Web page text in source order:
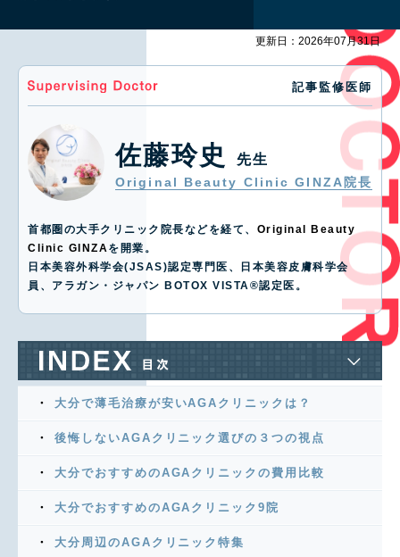
更新日：2026年07月31日
記事監修医師
佐藤玲史 先生
Original Beauty Clinic GINZA院長
首都圏の大手クリニック院長などを経て、 Original Beauty
Clinic GINZAを開業。
日本美容外科学会(JSAS)認定専門医、日本美容皮膚科学会
員、アラガン・ジャパン BOTOX VISTA®️認定医。
大分で薄毛治療が安いAGAクリニックは？
後悔しないAGAクリニック選びの３つの視点
大分でおすすめのAGAクリニックの費用比較
大分でおすすめのAGAクリニック9院
大分周辺のAGAクリニック特集